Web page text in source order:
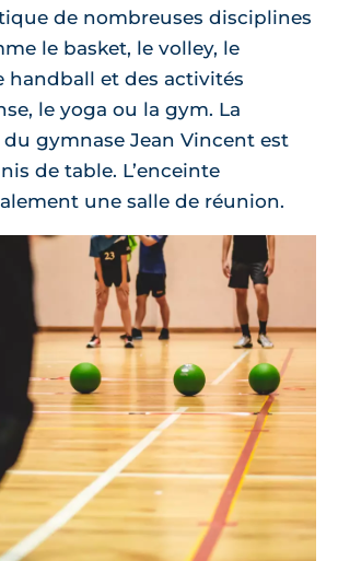
de nombreuses disciplines
le basket, le volley, le
handball et des activités
le yoga ou la gym. La
du gymnase Jean Vincent est
de table. L’enceinte
une salle de réunion.